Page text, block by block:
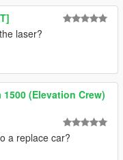
laser?
1500 (Elevation Crew)
a replace car?